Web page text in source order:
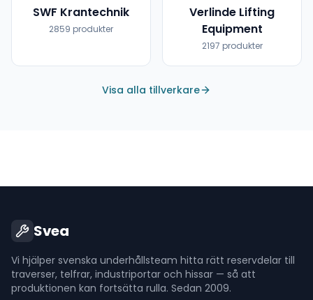
SWF Krantechnik
2859 produkter
Verlinde Lifting
Equipment
2197 produkter
Visa alla tillverkare
Svea
Vi hjälper svenska underhållsteam hitta rätt reservdelar till
traverser, telfrar, industriportar och hissar — så att
produktionen kan fortsätta rulla. Sedan 2009.